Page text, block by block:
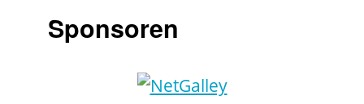
Sponsoren